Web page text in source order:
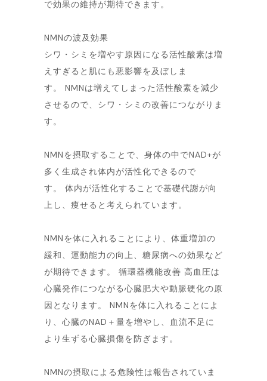
で効果の維持が期待できます。
NMNの波及効果
シワ・シミを増やす原因になる活性酸素は増
えすぎると肌にも悪影響を及ぼしま
す。 NMNは増えてしまった活性酸素を減少
させるので、シワ・シミの改善につながりま
す。
NMNを摂取することで、身体の中でNAD+が
多く生成され体内が活性化できるので
す。 体内が活性化することで基礎代謝が向
上し、痩せると考えられています。
NMNを体に入れることにより、体重増加の
緩和、運動能力の向上、糖尿病への効果など
が期待できます。 循環器機能改善 高血圧は
心臓発作につながる心臓肥大や動脈硬化の原
因となります。 NMNを体に入れることによ
り、心臓のNAD＋量を増やし、血流不足に
より生ずる心臓損傷を防ぎます。
NMNの摂取による危険性は報告されていま